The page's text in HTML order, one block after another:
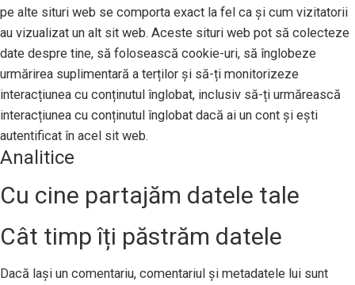
pe alte situri web se comporta exact la fel ca și cum vizitatorii
au vizualizat un alt sit web. Aceste situri web pot să colecteze
date despre tine, să folosească cookie-uri, să înglobeze
urmărirea suplimentară a terților și să-ți monitorizeze
interacțiunea cu conținutul înglobat, inclusiv să-ți urmărească
interacțiunea cu conținutul înglobat dacă ai un cont și ești
autentificat în acel sit web.
Analitice
Cu cine partajăm datele tale
Cât timp îți păstrăm datele
Dacă lași un comentariu, comentariul și metadatele lui sunt